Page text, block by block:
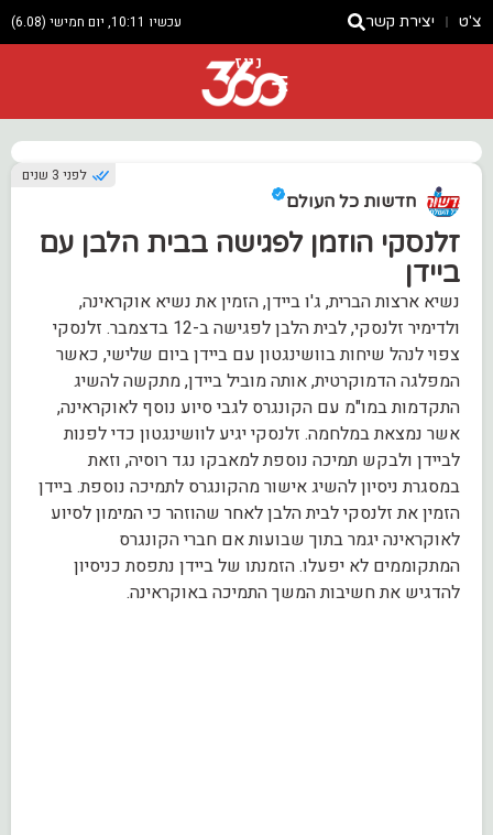
צ'ט יצירת קשר עכשיו 10:11, יום חמישי (6.08)
ניוז
חדשות כל העולם
זלנסקי הוזמן לפגישה בבית הלבן עם
ביידן
נשיא ארצות הברית, ג'ו ביידן, הזמין את נשיא אוקראינה,
ולדימיר זלנסקי, לבית הלבן לפגישה ב-12 בדצמבר​​. זלנסקי
צפוי לנהל שיחות בוושינגטון עם ביידן ביום שלישי, כאשר
המפלגה הדמוקרטית, אותה מוביל ביידן, מתקשה להשיג
התקדמות במו"מ עם הקונגרס לגבי סיוע נוסף לאוקראינה,
אשר נמצאת במלחמה​​. זלנסקי יגיע לוושינגטון כדי לפנות
לביידן ולבקש תמיכה נוספת למאבקו נגד רוסיה, וזאת
במסגרת ניסיון להשיג אישור מהקונגרס לתמיכה נוספת​​. ביידן
הזמין את זלנסקי לבית הלבן לאחר שהוזהר כי המימון לסיוע
לאוקראינה יגמר בתוך שבועות אם חברי הקונגרס
המתקוממים לא יפעלו. הזמנתו של ביידן נתפסת כניסיון
להדגיש את חשיבות המשך התמיכה באוקראינה​​.
לפני 3 שנים